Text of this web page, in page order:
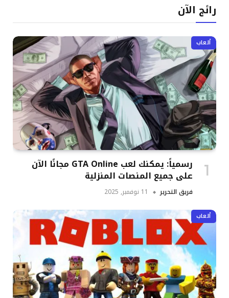
رائج الآن
ألعاب
رسمياً: يمكنك لعب GTA Online مجانًا الآن
على جميع المنصات المنزلية
فريق التحرير 11 نوفمبر, 2025
ألعاب